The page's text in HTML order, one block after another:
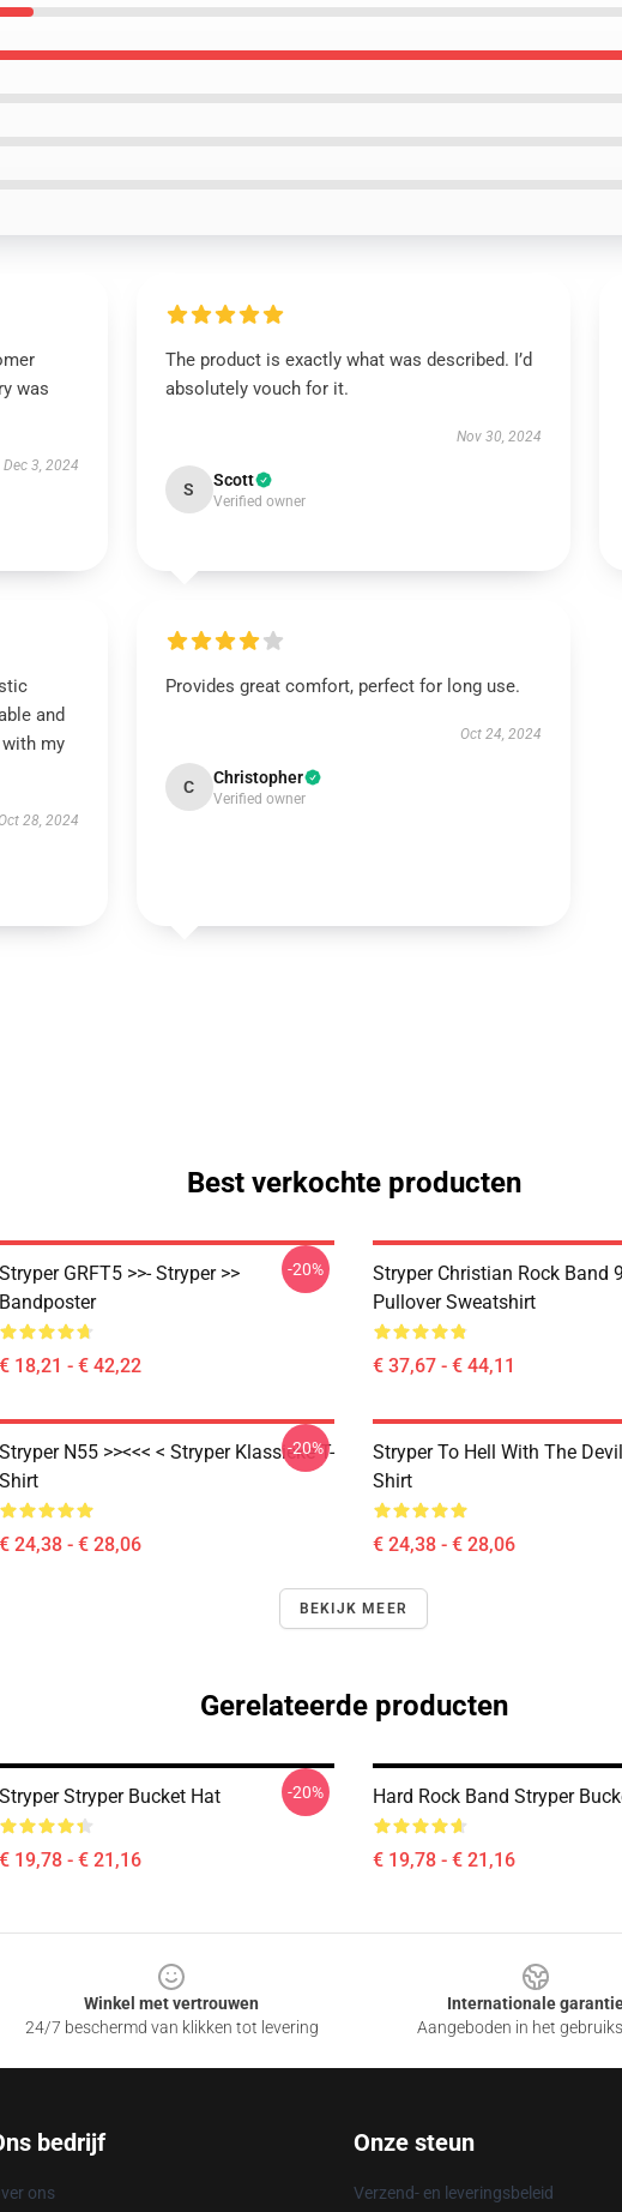
was
Dec 3, 2024
The product is exactly what was described. I’d
absolutely vouch for it.
Nov 30, 2024
S Scott
Verified owner
and
my
Oct 28, 2024
Provides great comfort, perfect for long use.
Oct 24, 2024
C Christopher
Verified owner
Best verkochte producten
Stryper GRFT5 >>- Stryper >>
Bandposter
€ 18,21 - € 42,22
-20%
Stryper Christian Rock Band
Pullover Sweatshirt
€ 37,67 - € 44,11
Stryper N55 >><<< < Stryper Klassieke T-
Shirt
€ 24,38 - € 28,06
-20%
Stryper To Hell With The
Shirt
€ 24,38 - € 28,06
BEKIJK MEER
Gerelateerde producten
Stryper Stryper Bucket Hat
€ 19,78 - € 21,16
-20% Hard Rock Band Stryper
€ 19,78 - € 21,16
Winkel met vertrouwen
24/7 beschermd van klikken tot levering
Internationale
Aangeboden in het
bedrijf
ons
Onze steun
Verzend- en leveringsbeleid